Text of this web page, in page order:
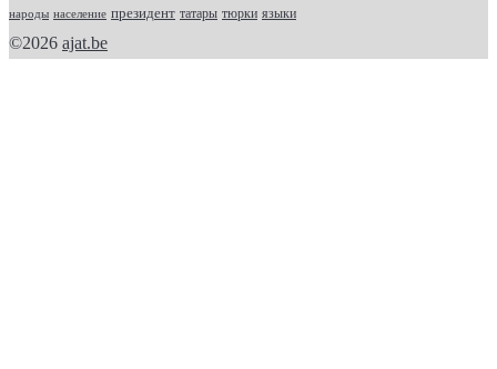
народы население президент татары тюрки языки
©2026 ajat.be